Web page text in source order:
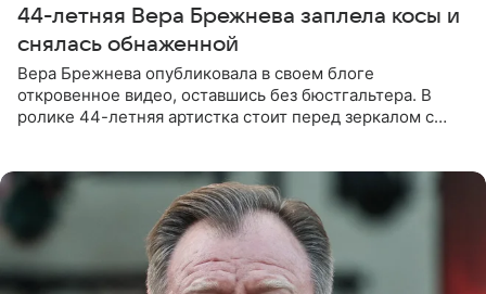
44-летняя Вера Брежнева заплела косы и
снялась обнаженной
Вера Брежнева опубликовала в своем блоге
откровенное видео, оставшись без бюстгальтера. В
ролике 44-летняя артистка стоит перед зеркалом с